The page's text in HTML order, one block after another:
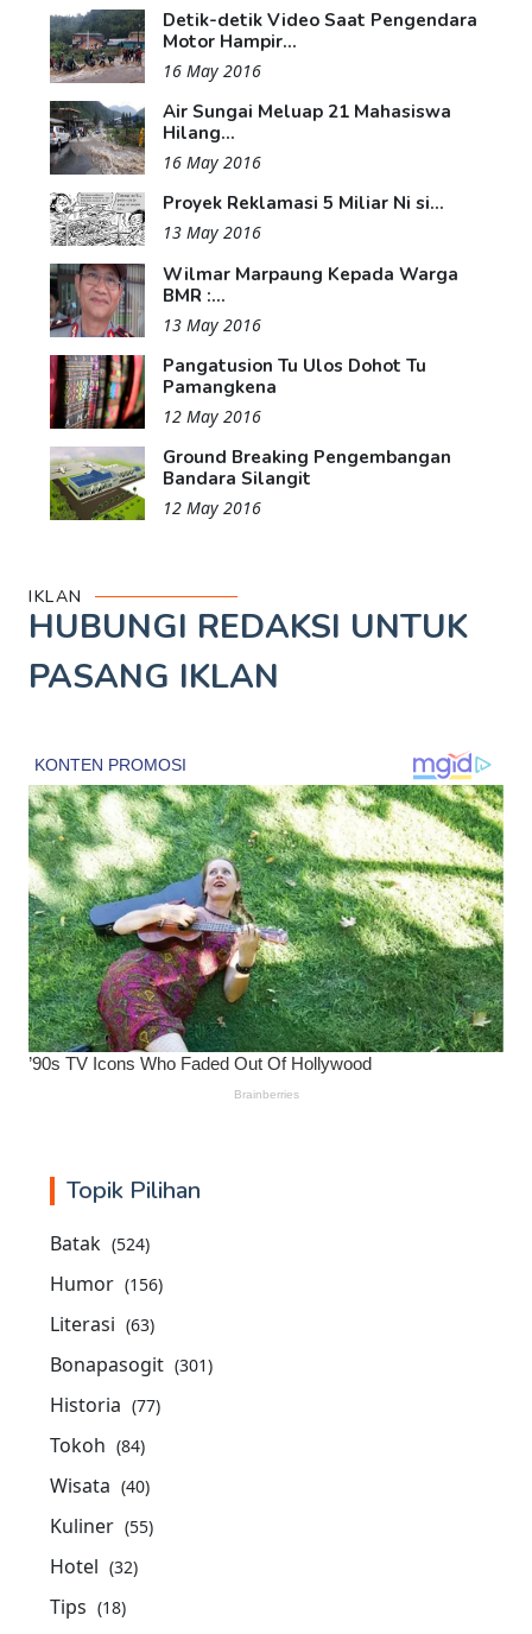
Detik-detik Video Saat Pengendara
Motor Hampir...
16 May 2016
Air Sungai Meluap 21 Mahasiswa
Hilang...
16 May 2016
Proyek Reklamasi 5 Miliar Ni si...
13 May 2016
Wilmar Marpaung Kepada Warga
BMR :...
13 May 2016
Pangatusion Tu Ulos Dohot Tu
Pamangkena
12 May 2016
Ground Breaking Pengembangan
Bandara Silangit
12 May 2016
IKLAN
HUBUNGI REDAKSI UNTUK
PASANG IKLAN
Topik Pilihan
Batak (524)
Humor (156)
Literasi (63)
Bonapasogit (301)
Historia (77)
Tokoh (84)
Wisata (40)
Kuliner (55)
Hotel (32)
Tips (18)